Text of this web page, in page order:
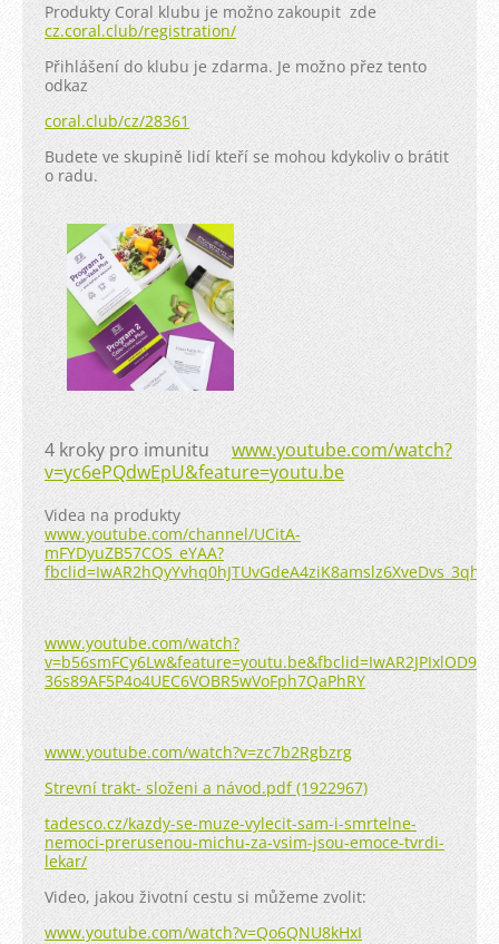
Produkty Coral klubu je možno zakoupit zde
cz.coral.club/registration/
Přihlášení do klubu je zdarma. Je možno přez tento
odkaz
coral.club/cz/28361
Budete ve skupině lidí kteří se mohou kdykoliv o brátit
o radu.
4 kroky pro imunitu www.youtube.com/watch?
v=yc6ePQdwEpU&feature=youtu.be
Videa na produkty
www.youtube.com/channel/UCitA-
mFYDyuZB57COS_eYAA?
www.youtube.com/watch?
36s89AF5P4o4UEC6VOBR5wVoFph7QaPhRY
www.youtube.com/watch?v=zc7b2Rgbzrg
Strevní trakt- složeni a návod.pdf (1922967)
tadesco.cz/kazdy-se-muze-vylecit-sam-i-smrtelne-
nemoci-prerusenou-michu-za-vsim-jsou-emoce-tvrdi-
lekar/
Video, jakou životní cestu si můžeme zvolit:
www.youtube.com/watch?v=Qo6QNU8kHxI